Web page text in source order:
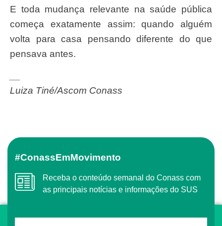
E toda mudança relevante na saúde pública
começa exatamente assim: quando alguém
volta para casa pensando diferente do que
pensava antes.
Luiza Tiné/Ascom Conass
#ConassEmMovimento
Receba o conteúdo semanal do Conass com
as principais notícias e informações do SUS